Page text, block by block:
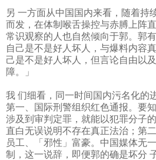
另 一方面从中国国内来看，随着持
而发，在体制喉舌操控与赤膊上阵
常识观察的人也自然倾向于郭。郭
自己是不是好人坏人，与爆料内容
己是不是好人坏人，但言论自由以
障。」
我 们细看，同一时间国内污名化的
第一、国际刑警组织红色通报。要
涉及到审判定罪，就能以犯罪分子
直白无误说明不存在真正法治；第
员工、「邪性」富豪。中国媒体无
制，这一说辞，即便郭的确是坏分